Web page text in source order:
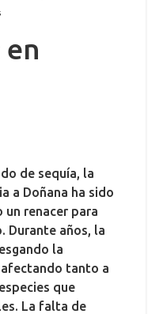
de sequía, la
a Doñana ha sido
un renacer para
Durante años, la
la
tanto a
que
La falta de